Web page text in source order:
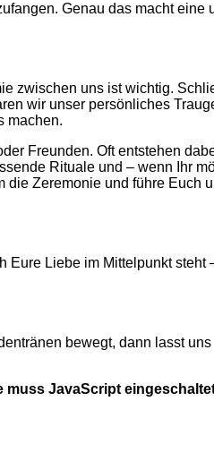
Genau das macht eine
zwischen uns ist wichtig.
wir unser persönliches
machen.
Freunden. Oft entstehen
Rituale und – wenn Ihr
die Zeremonie und führe Euch
Liebe im Mittelpunkt steht
bewegt, dann lasst uns
muss JavaScript